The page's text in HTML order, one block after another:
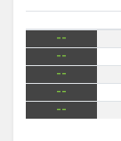
--
--
--
--
--